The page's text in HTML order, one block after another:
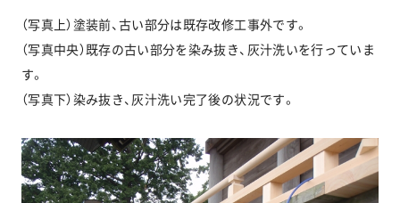
（写真上）塗装前、古い部分は既存改修工事外です。
（写真中央）既存の古い部分を染み抜き、灰汁洗いを行っていま
す。
（写真下）染み抜き、灰汁洗い完了後の状況です。